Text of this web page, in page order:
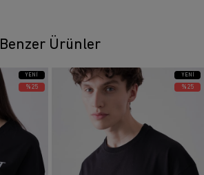
Benzer Ürünler
YENI
ÜRÜN
%25
YENI
ÜRÜN
%25